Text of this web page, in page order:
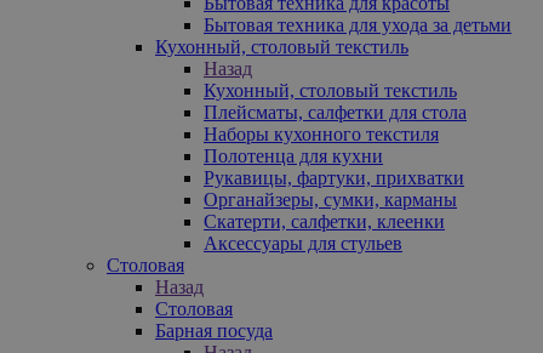
Бытовая техника для ухода за детьми
Кухонный, столовый текстиль
Назад
Кухонный, столовый текстиль
Плейсматы, салфетки для стола
Наборы кухонного текстиля
Полотенца для кухни
Рукавицы, фартуки, прихватки
Органайзеры, сумки, карманы
Скатерти, салфетки, клеенки
Аксессуары для стульев
Столовая
Назад
Столовая
Барная посуда